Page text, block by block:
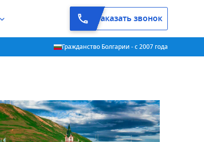
Заказать звонок
Гражданство Болгарии - с 2007 года